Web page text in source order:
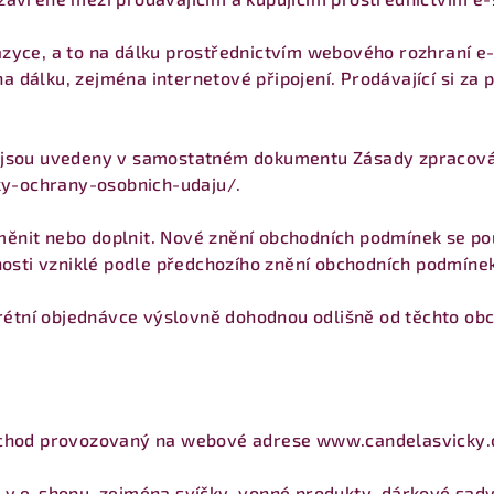
a to na dálku prostřednictvím webového rozhraní
dálku, zejména internetové připojení. Prodávající si za
uvedeny v samostatném dokumentu Zásady
ochrany-osobnich-udaju/.
nebo doplnit. Nové znění obchodních podmínek se
vzniklé podle předchozího znění obchodních
objednávce výslovně dohodnou odlišně od těchto
provozovaný na webové adrese